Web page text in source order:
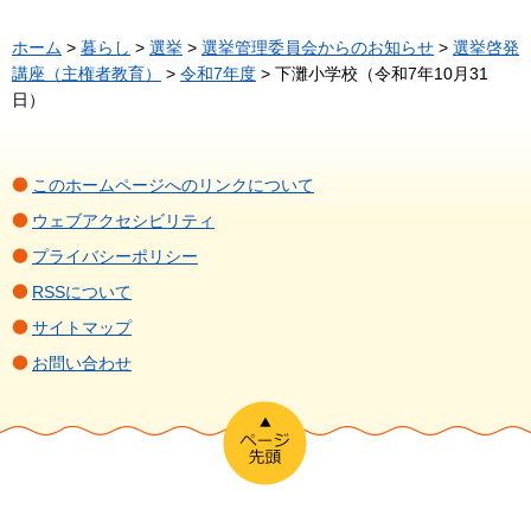
ホーム > 暮らし > 選挙 > 選挙管理委員会からのお知らせ > 選挙啓発
講座（主権者教育）
> 令和7年度 > 下灘小学校（令和7年10月31
日）
このホームページへのリンクについて
ウェブアクセシビリティ
プライバシーポリシー
RSSについて
サイトマップ
お問い合わせ